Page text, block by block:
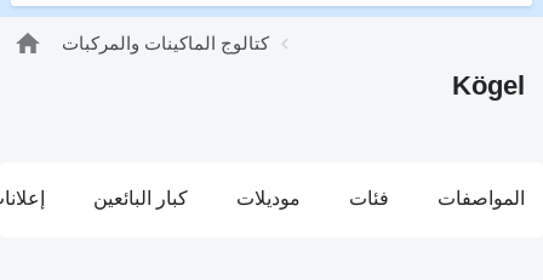
كتالوج الماكينات والمركبات
Kögel
المواصفات فئات موديلات كبار البائعين